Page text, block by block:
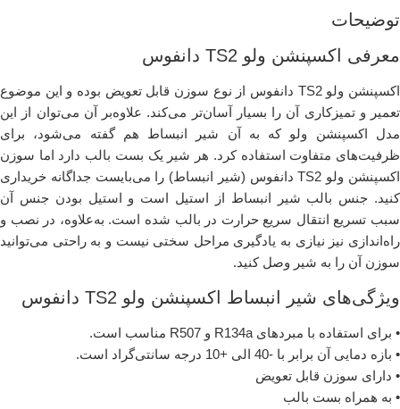
توضیحات
معرفی اکسپنشن ولو TS2 دانفوس
اکسپنشن ولو TS2 دانفوس از نوع سوزن قابل تعویض بوده و این موضوع
تعمیر و تمیزکاری آن را بسیار آسان‌تر می‌کند. علاوه‌بر آن می‌توان از این
مدل اکسپنشن ولو که به آن شیر انبساط هم گفته می‌شود، برای
ظرفیت‌های متفاوت استفاده کرد. هر شیر یک بست بالب دارد اما سوزن
اکسپنشن ولو TS2 دانفوس (شیر انبساط) را می‌بایست جداگانه خریداری
کنید. جنس بالب شیر انبساط از استیل است و استیل‌ بودن جنس آن
سبب تسریع انتقال سریع حرارت در بالب شده است. به‌علاوه، در نصب و
راه‌اندازی نیز نیازی به یادگیری مراحل سختی نیست و به راحتی می‌توانید
سوزن آن را به شیر وصل کنید.
ویژگی‌های شیر انبساط اکسپنشن ولو TS2 دانفوس
• برای استفاده با مبردهای R134a و R507 مناسب است.
• بازه دمایی آن برابر با -40 الی +10 درجه سانتی‌گراد است.
• دارای سوزن قابل تعویض
• به همراه بست بالب